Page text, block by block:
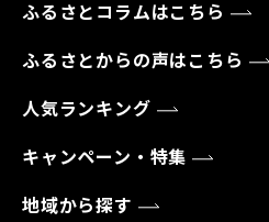
ふるさとコラムはこちら
ふるさとからの声はこちら
人気ランキング
キャンペーン・特集
地域から探す